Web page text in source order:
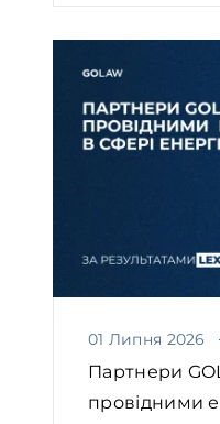
01 Липня 2026
Партнери
провідними